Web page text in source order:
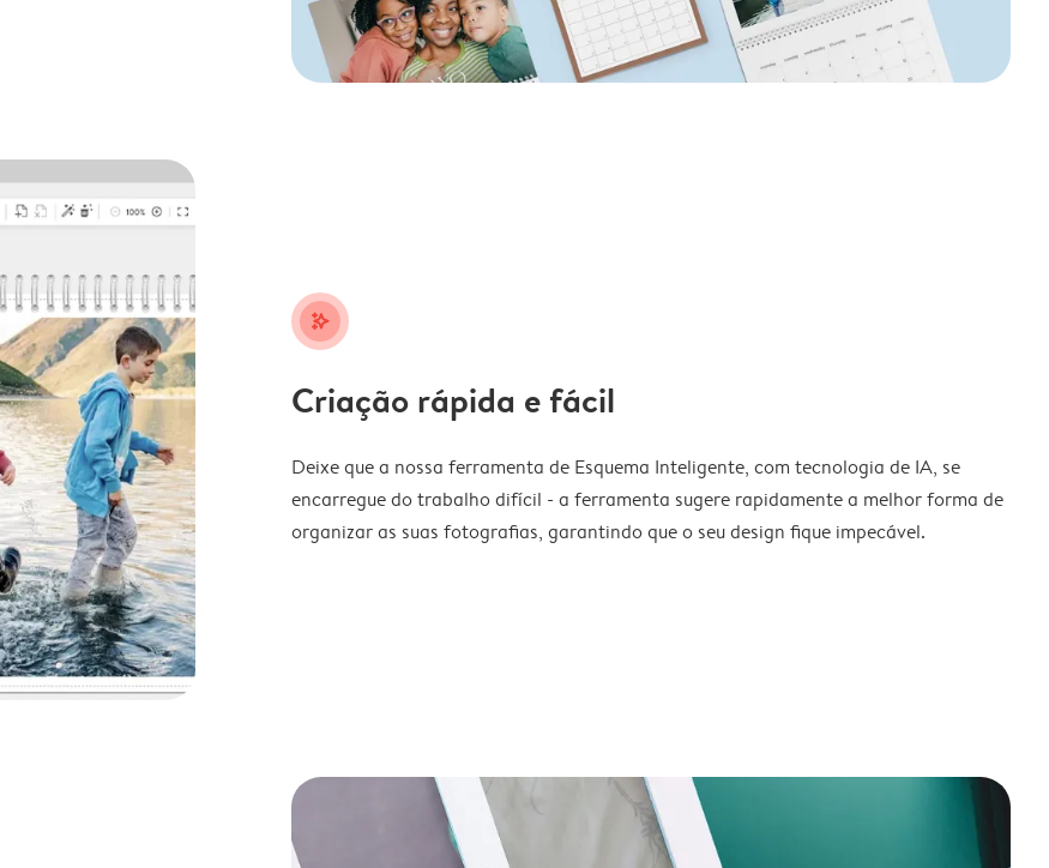
stars_plus
Criação rápida e fácil
Deixe que a nossa ferramenta de Esquema Inteligente, com tecnologia de IA, se
encarregue do trabalho difícil - a ferramenta sugere rapidamente a melhor forma de
organizar as suas fotografias, garantindo que o seu design fique impecável.